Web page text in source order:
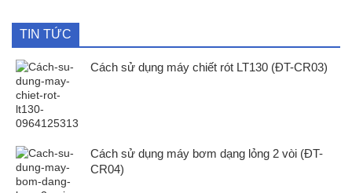
TIN TỨC
Cách sử dụng máy chiết rót LT130 (ĐT-CR03)
Cách sử dụng máy bơm dạng lỏng 2 vòi (ĐT-
CR04)